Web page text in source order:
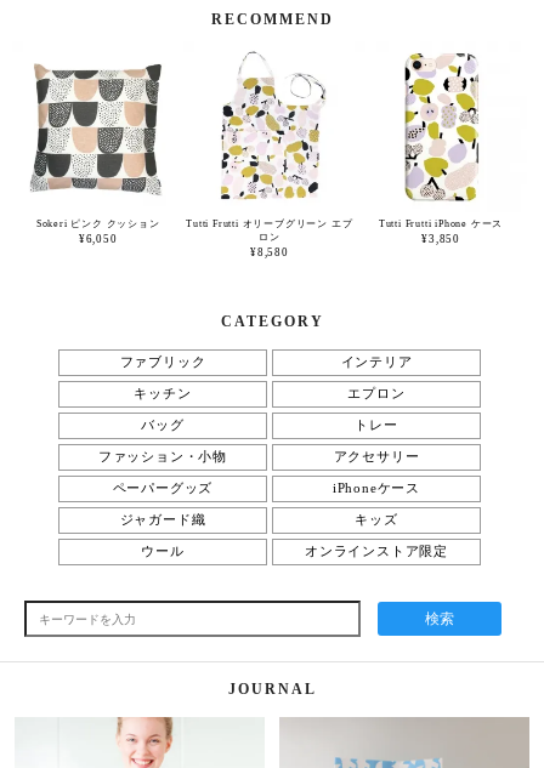
RECOMMEND
Sokeri ピンク クッション
¥6,050
Tutti Frutti オリーブグリーン エプ
ロン
¥8,580
Tutti Frutti iPhone ケース
¥3,850
CATEGORY
ファブリック インテリア
キッチン エプロン
バッグ トレー
ファッション・小物 アクセサリー
ペーパーグッズ iPhoneケース
ジャガード織 キッズ
ウール オンラインストア限定
検索
JOURNAL